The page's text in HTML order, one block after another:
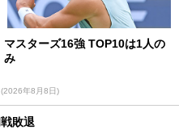
マスターズ16強 TOP10は1人の
み
(2026年8月8日)
敗退